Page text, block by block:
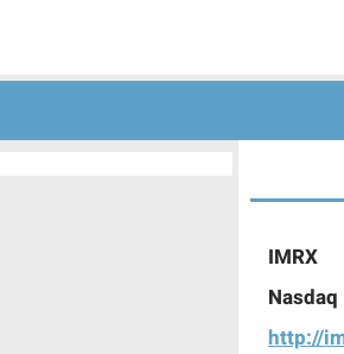
IMRX
Nasdaq
http://